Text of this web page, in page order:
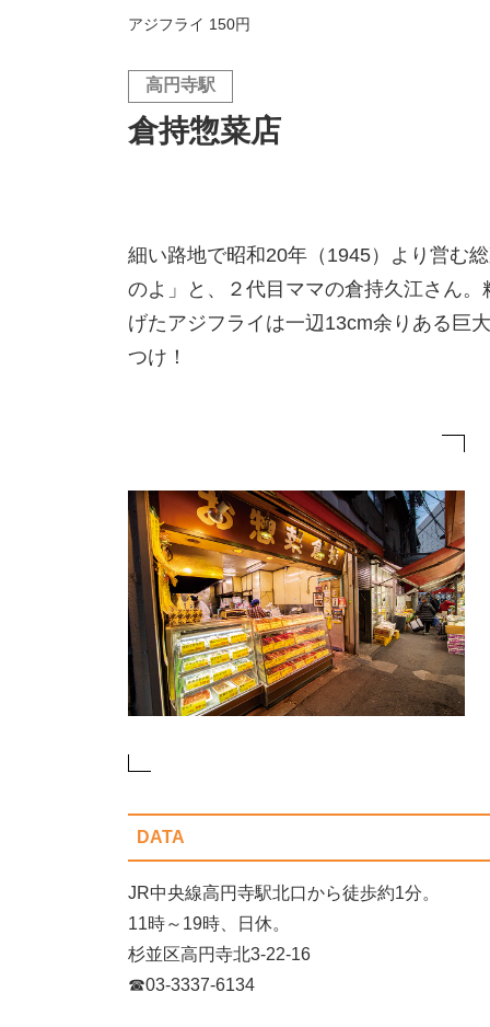
アジフライ 150円
高円寺駅
倉持惣菜店
細い路地で昭和20年（1945）より営む
のよ」と、２代目ママの倉持久江さん
げたアジフライは一辺13cm余りある巨
つけ！
DATA
JR中央線高円寺駅北口から徒歩約1分。
11時～19時、日休。
杉並区高円寺北3-22-16
☎03-3337-6134